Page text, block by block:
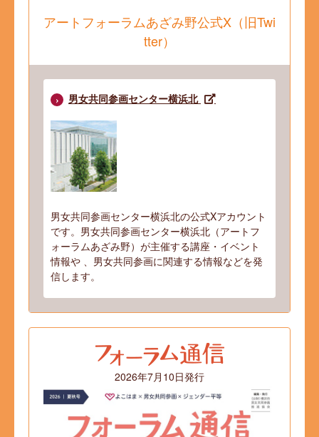
アートフォーラムあざみ野公式X（旧Twi
tter）
男女共同参画センター横浜北
男女共同参画センター横浜北の公式Xアカウント
です。男女共同参画センター横浜北（アートフ
ォーラムあざみ野）が主催する講座・イベント
情報や 、男女共同参画に関連する情報などを発
信します。
2026年7月10日発行